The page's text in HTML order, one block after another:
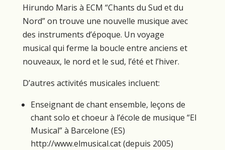
Hirundo Maris à ECM “Chants du Sud et du
Nord” on trouve une nouvelle musique avec
des instruments d’époque. Un voyage
musical qui ferme la boucle entre anciens et
nouveaux, le nord et le sud, l’été et l’hiver.
D’autres activités musicales incluent:
Enseignant de chant ensemble, leçons de
chant solo et choeur à l’école de musique “El
Musical” à Barcelone (ES)
http://www.elmusical.cat (depuis 2005)